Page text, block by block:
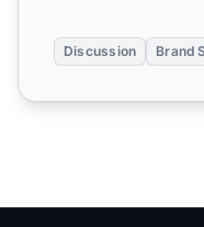
Discussion Brand